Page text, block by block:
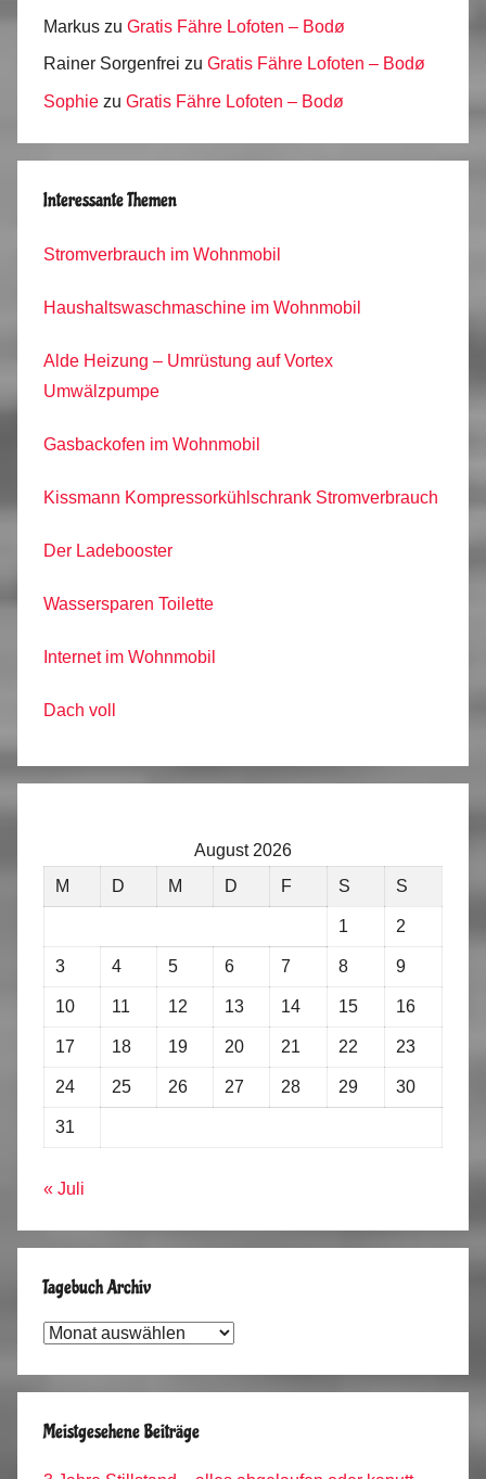
Markus zu Gratis Fähre Lofoten – Bodø
Rainer Sorgenfrei zu Gratis Fähre Lofoten – Bodø
Sophie zu Gratis Fähre Lofoten – Bodø
Interessante Themen
Stromverbrauch im Wohnmobil
Haushaltswaschmaschine im Wohnmobil
Alde Heizung – Umrüstung auf Vortex
Umwälzpumpe
Gasbackofen im Wohnmobil
Kissmann Kompressorkühlschrank Stromverbrauch
Der Ladebooster
Wassersparen Toilette
Internet im Wohnmobil
Dach voll
August 2026
M
D M D F S S
1 2
3 4 5 6 7 8 9
10 11 12 13 14 15 16
17 18 19 20 21 22 23
24 25 26 27 28 29 30
31
« Juli
Tagebuch Archiv
Tagebuch
Meistgesehene Beiträge